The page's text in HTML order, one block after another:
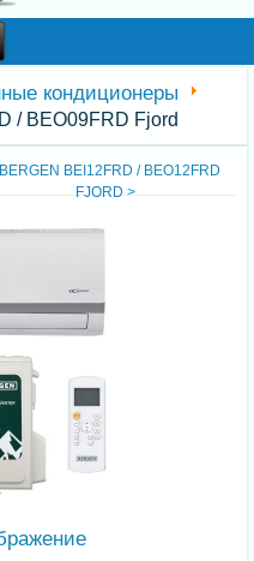
кондиционеры
/ BEO09FRD Fjord
BERGEN BEI12FRD / BEO12FRD
FJORD >